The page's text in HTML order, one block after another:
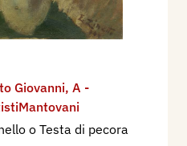
Giovanni, A -
o Testa di pecora